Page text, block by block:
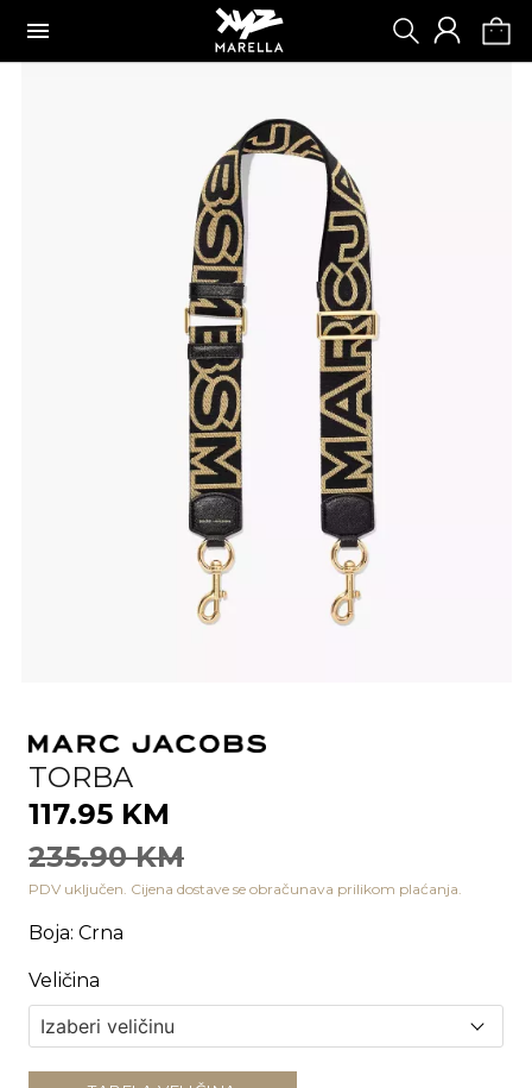
TORBA
117.95 KM
235.90 KM
PDV uključen. Cijena dostave se obračunava prilikom plaćanja.
Boja: Crna
Veličina